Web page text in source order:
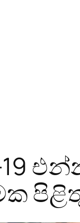
19